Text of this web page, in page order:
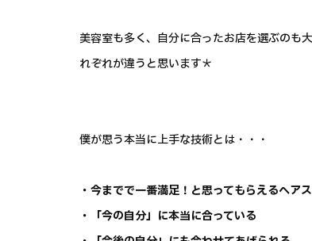
美容室も多く、自分に合ったお店を選ぶのも
れぞれが違うと思います＊
僕が思う本当に上手な技術とは・・・
・今までで一番満足！と思ってもらえるヘア
・「今の自分」に本当に合っている